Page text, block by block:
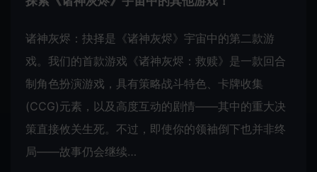
诸神灰烬：抉择是《诸神灰烬》宇宙中的第二款游
戏。我们的首款游戏《诸神灰烬：救赎》是一款回合
制角色扮演游戏，具有策略战斗特色、卡牌收集
(CCG)元素，以及高度互动的剧情——其中的重大决
策直接攸关生死。不过，即使你的领袖倒下也并非终
局——故事仍会继续…